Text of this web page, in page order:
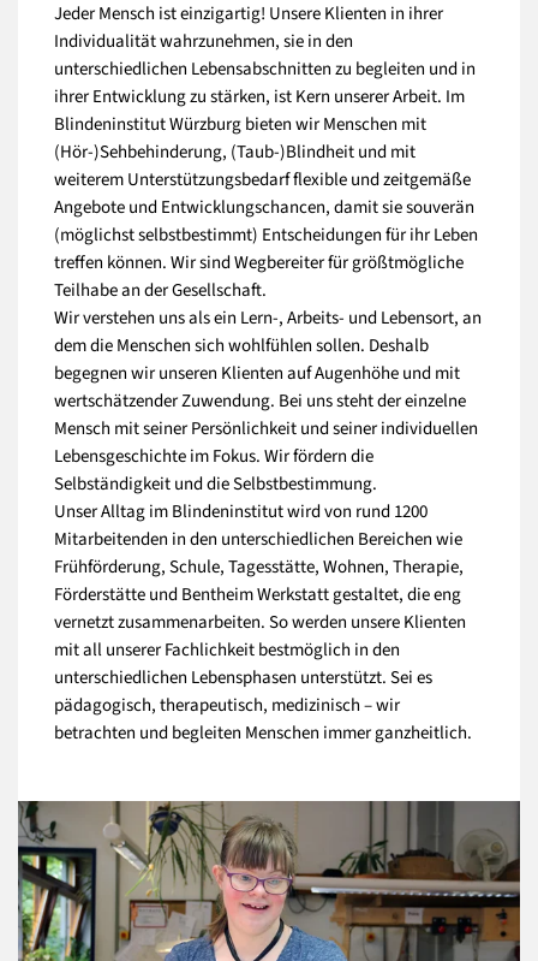
Jeder Mensch ist einzigartig! Unsere Klienten in ihrer
Individualität wahrzunehmen, sie in den
unterschiedlichen Lebensabschnitten zu begleiten und in
ihrer Entwicklung zu stärken, ist Kern unserer Arbeit. Im
Blindeninstitut Würzburg bieten wir Menschen mit
(Hör-)Sehbehinderung, (Taub-)Blindheit und mit
weiterem Unterstützungsbedarf flexible und zeitgemäße
Angebote und Entwicklungschancen, damit sie souverän
(möglichst selbstbestimmt) Entscheidungen für ihr Leben
treffen können. Wir sind Wegbereiter für größtmögliche
Teilhabe an der Gesellschaft.
Wir verstehen uns als ein Lern-, Arbeits- und Lebensort, an
dem die Menschen sich wohlfühlen sollen. Deshalb
begegnen wir unseren Klienten auf Augenhöhe und mit
wertschätzender Zuwendung. Bei uns steht der einzelne
Mensch mit seiner Persönlichkeit und seiner individuellen
Lebensgeschichte im Fokus. Wir fördern die
Selbständigkeit und die Selbstbestimmung.
Unser Alltag im Blindeninstitut wird von rund 1200
Mitarbeitenden in den unterschiedlichen Bereichen wie
Frühförderung, Schule, Tagesstätte, Wohnen, Therapie,
Förderstätte und Bentheim Werkstatt gestaltet, die eng
vernetzt zusammenarbeiten. So werden unsere Klienten
mit all unserer Fachlichkeit bestmöglich in den
unterschiedlichen Lebensphasen unterstützt. Sei es
pädagogisch, therapeutisch, medizinisch – wir
betrachten und begleiten Menschen immer ganzheitlich.